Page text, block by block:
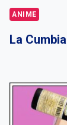
ANIME
La